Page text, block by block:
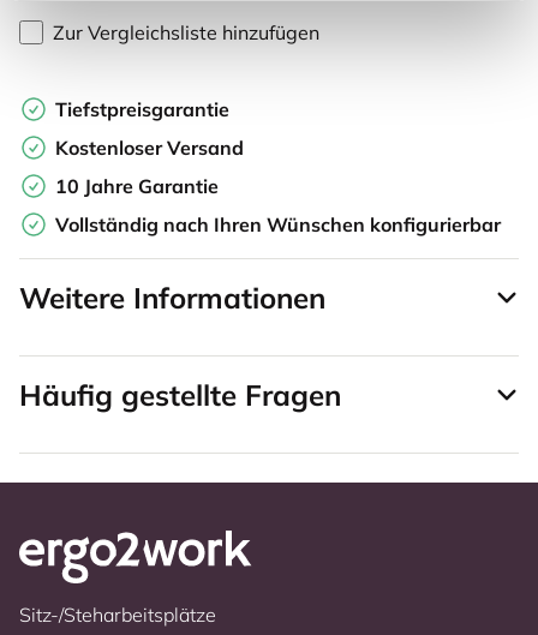
Zur Vergleichsliste hinzufügen
Tiefstpreisgarantie
Kostenloser Versand
10 Jahre Garantie
Vollständig nach Ihren Wünschen konfigurierbar
Weitere Informationen
Häufig gestellte Fragen
Sitz-/Steharbeitsplätze